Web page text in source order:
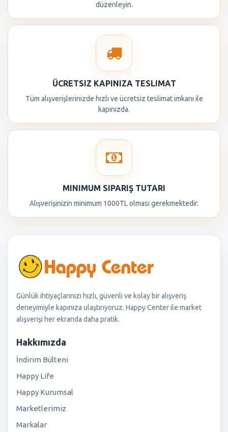
düzenleyin.
ÜCRETSIZ KAPINIZA TESLIMAT
Tüm alışverişlerinizde hızlı ve ücretsiz teslimat imkanı ile
kapınızda.
MINIMUM SIPARIŞ TUTARI
Alışverişinizin minimum 1000TL olması gerekmektedir.
Günlük ihtiyaçlarınızı hızlı, güvenli ve kolay bir alışveriş
deneyimiyle kapınıza ulaştırıyoruz. Happy Center ile market
alışverişi her ekranda daha pratik.
Hakkımızda
İndirim Bülteni
Happy Life
Happy Kurumsal
Marketlerimiz
Markalar